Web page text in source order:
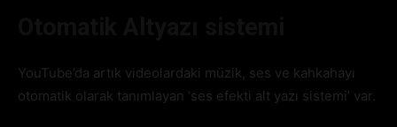
YouTube’da artık videolardaki müzik, ses ve kahkahayı
otomatik olarak tanımlayan ‘ses efekti alt yazı sistemi’ var.